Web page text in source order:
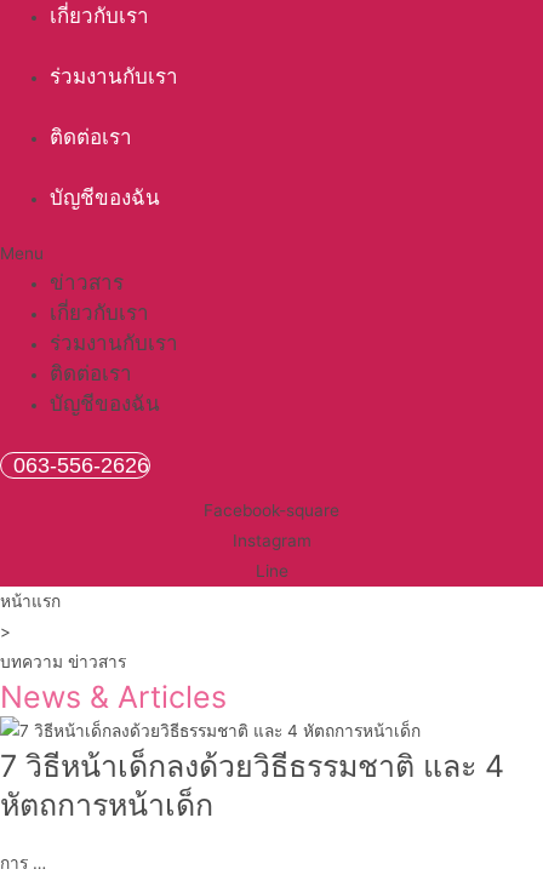
เกี่ยวกับเรา
ร่วมงานกับเรา
ติดต่อเรา
บัญชีของฉัน
Menu
ข่าวสาร
เกี่ยวกับเรา
ร่วมงานกับเรา
ติดต่อเรา
บัญชีของฉัน
063-556-2626
Facebook-square
Instagram
Line
หน้าแรก
>
บทความ ข่าวสาร
News & Articles
7 วิธีหน้าเด็กลงด้วยวิธีธรรมชาติ และ 4
หัตถการหน้าเด็ก
การ …